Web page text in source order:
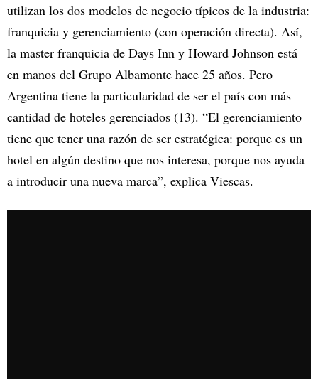
utilizan los dos modelos de negocio típicos de la industria:
franquicia y gerenciamiento (con operación directa). Así,
la master franquicia de Days Inn y Howard Johnson está
en manos del Grupo Albamonte hace 25 años. Pero
Argentina tiene la particularidad de ser el país con más
cantidad de hoteles gerenciados (13). “El gerenciamiento
tiene que tener una razón de ser estratégica: porque es un
hotel en algún destino que nos interesa, porque nos ayuda
a introducir una nueva marca”, explica Viescas.